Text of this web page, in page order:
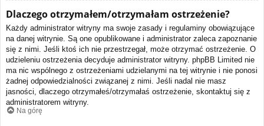
Dlaczego otrzymałem/otrzymałam ostrzeżenie?
Każdy administrator witryny ma swoje zasady i regulaminy obowiązujące
na danej witrynie. Są one opublikowane i administrator zaleca zapoznanie
się z nimi. Jeśli ktoś ich nie przestrzegał, może otrzymać ostrzeżenie. O
udzieleniu ostrzeżenia decyduje administrator witryny. phpBB Limited nie
ma nic wspólnego z ostrzeżeniami udzielanymi na tej witrynie i nie ponosi
żadnej odpowiedzialności związanej z nimi. Jeśli nadal nie masz
jasności, dlaczego otrzymałeś/otrzymałaś ostrzeżenie, skontaktuj się z
administratorem witryny.
Na górę